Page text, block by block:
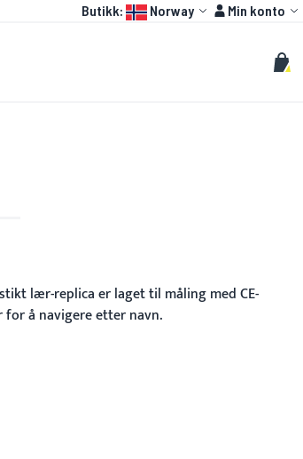
Language:
Butikk: Norway KontoMin konto
Søk
Søk
Min
lær-replica er laget til måling med CE-
å navigere etter navn.